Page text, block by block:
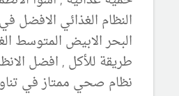
النظام الغذائي الافضل
البحر الابيض المتوسط
طريقة للأكل , افضل
نظام صحي ممتاز في